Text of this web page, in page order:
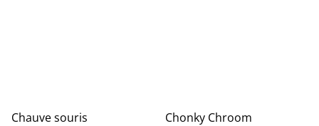
Chauve souris
Chonky Chroom